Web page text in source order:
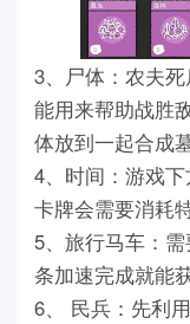
3、尸体：农夫
能用来帮助战胜
体放到一起合成墓
4、时间：游戏
卡牌会需要消耗
5、旅行马车：
条加速完成就能
6、 民兵：先利